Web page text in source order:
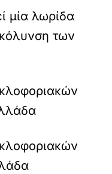
μία λωρίδα
των